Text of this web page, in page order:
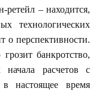
ретейл – находится,
технологических
о перспективности.
банкротство,
начала расчетов с
настоящее время